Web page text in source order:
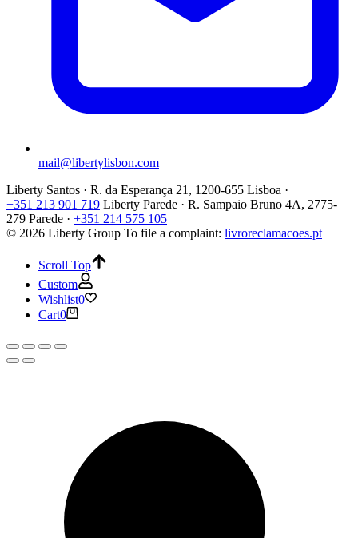
mail@libertylisbon.com
Liberty Santos · R. da Esperança 21, 1200-655 Lisboa ·
+351 213 901 719 Liberty Parede · R. Sampaio Bruno 4A, 2775-
279 Parede · +351 214 575 105
© 2026 Liberty Group To file a complaint: livroreclamacoes.pt
Scroll Top
Custom
Wishlist0
Cart0